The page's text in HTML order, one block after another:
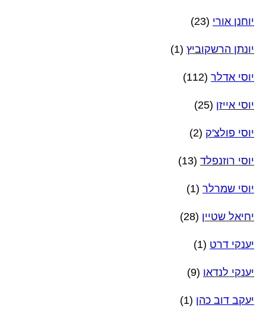
יוחנן אורי (23)
יונתן הרשקוביץ (1)
יוסי אדלר (112)
יוסי אייזן (25)
יוסי פולצ'ק (2)
יוסי רוזנפלד (13)
יוסי שמרלר (1)
יחיאל שטיין (28)
יענקי דרט (1)
יענקי לנדאו (9)
יעקב דוב כהן (1)